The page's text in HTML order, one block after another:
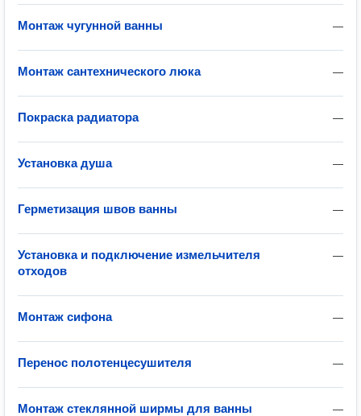
—
Монтаж чугунной ванны
—
Монтаж сантехнического люка
—
Покраска радиатора
—
Установка душа
—
Герметизация швов ванны
—
Установка и подключение измельчителя
отходов
—
Монтаж сифона
—
Перенос полотенцесушителя
—
Монтаж стеклянной ширмы для ванны